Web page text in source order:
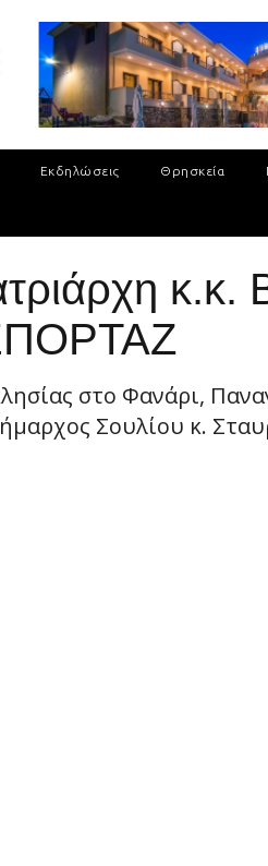
Εκδηλώσεις Θρησκεία
στο Φανάρι,
Σουλίου κ.